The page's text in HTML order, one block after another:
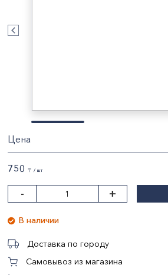
Цена
750 〒 / шт
- +
В наличии
Доставка по городу
Самовывоз из магазина